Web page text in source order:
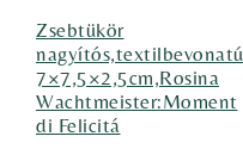
Zsebtükör
nagyítós,textilbevonatú
7×7,5×2,5cm,Rosina
Wachtmeister:Moment
di Felicitá